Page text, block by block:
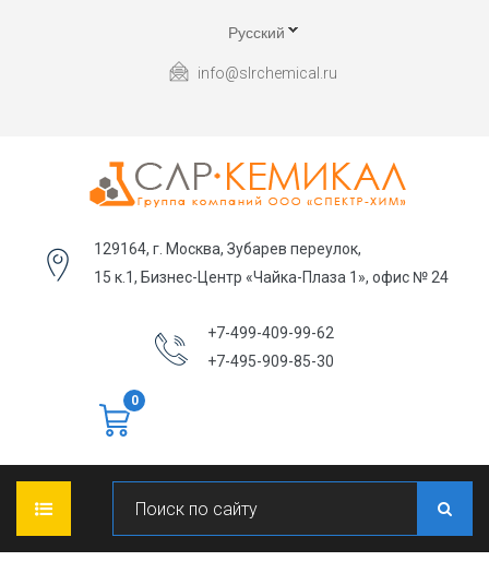
Русский
info@slrchemical.ru
129164, г. Москва, Зубарев переулок,
15 к.1, Бизнес-Центр «Чайка-Плаза 1», офис № 24
+7-499-409-99-62
+7-495-909-85-30
0